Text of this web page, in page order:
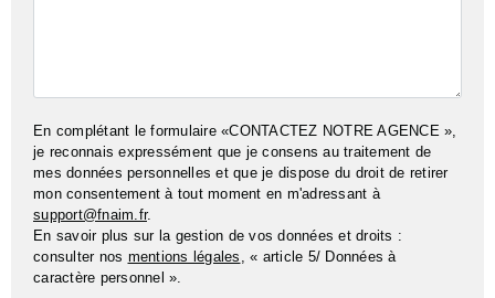
En complétant le formulaire «CONTACTEZ NOTRE AGENCE »,
je reconnais expressément que je consens au traitement de
mes données personnelles et que je dispose du droit de retirer
mon consentement à tout moment en m'adressant à
support@fnaim.fr.
En savoir plus sur la gestion de vos données et droits :
consulter nos mentions légales , « article 5/ Données à
caractère personnel ».